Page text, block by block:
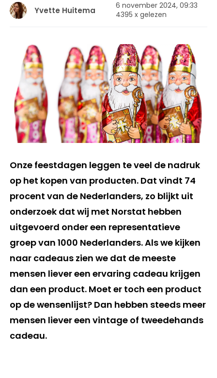
Yvette Huitema
6 november 2024, 09:33
4395 x gelezen
Onze feestdagen leggen te veel de nadruk
op het kopen van producten. Dat vindt 74
procent van de Nederlanders, zo blijkt uit
onderzoek dat wij met Norstat hebben
uitgevoerd onder een representatieve
groep van 1000 Nederlanders. Als we kijken
naar cadeaus zien we dat de meeste
mensen liever een ervaring cadeau krijgen
dan een product. Moet er toch een product
op de wensenlijst? Dan hebben steeds meer
mensen liever een vintage of tweedehands
cadeau.